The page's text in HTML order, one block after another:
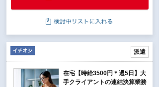
派遣
在宅【時給3500円＊週5日】大
手クライアントの連結決算業務